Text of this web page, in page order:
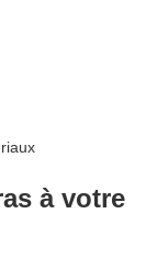
à votre